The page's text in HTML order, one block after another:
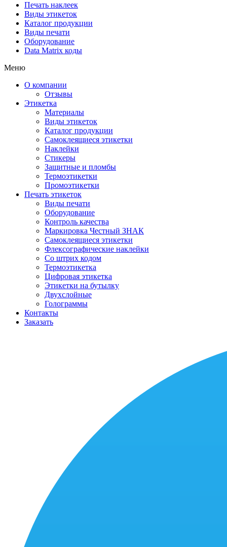
Печать наклеек
Виды этикеток
Каталог продукции
Виды печати
Оборудование
Data Matrix коды
Меню
О компании
Отзывы
Этикетка
Материалы
Виды этикеток
Каталог продукции
Самоклеящиеся этикетки
Наклейки
Стикеры
Защитные и пломбы
Термоэтикетки
Промоэтикетки
Печать этикеток
Виды печати
Оборудование
Контроль качества
Маркировка Честный ЗНАК
Самоклеящиеся этикетки
Флексографические наклейки
Со штрих кодом
Термоэтикетка
Цифровая этикетка
Этикетки на бутылку
Двухслойные
Голограммы
Контакты
Заказать